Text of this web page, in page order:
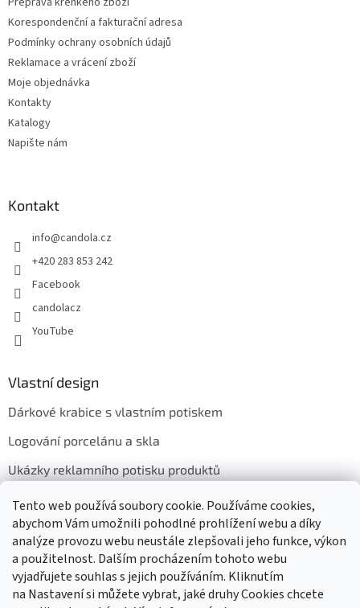
Tento web používá soubory cookie. Používáme cookies,
abychom Vám umožnili pohodlné prohlížení webu a díky
analýze provozu webu neustále zlepšovali jeho funkce, výkon
a použitelnost. Dalším procházením tohoto webu
vyjadřujete souhlas s jejich používáním. Kliknutím
na Nastavení si můžete vybrat, jaké druhy Cookies chcete
Korespondenční a fakturační adresa
Podmínky ochrany osobních údajů
Reklamace a vrácení zboží
Moje objednávka
Kontakty
Katalogy
Napište nám
Kontakt
info@candola.cz
+420 283 853 242
Facebook
candolacz
YouTube
Vlastní design
Dárkové krabice s vlastním potiskem
Logování porcelánu a skla
Ukázky reklamního potisku produktů
Přijímáme online platby